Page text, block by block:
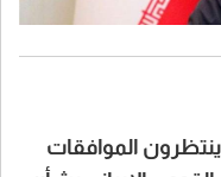
الموافقات